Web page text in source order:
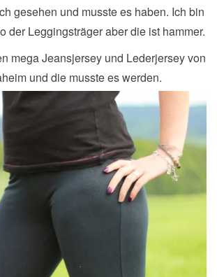
gesehen und musste es haben. Ich bin
der Leggingsträger aber die ist hammer.
mega Jeansjersey und Lederjersey von
und die musste es werden.